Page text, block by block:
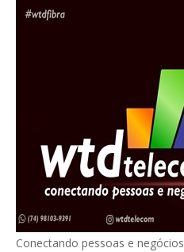
Conectando pessoas e negócios